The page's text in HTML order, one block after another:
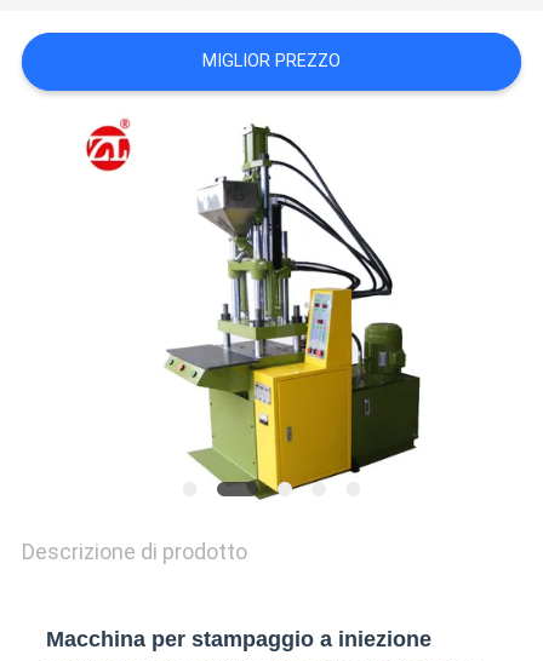
VR
SHOW
SITEMAP
MIGLIOR PREZZO
Descrizione di prodotto
Macchina per stampaggio a iniezione